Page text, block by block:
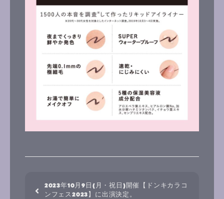
2023年10月9日(月・祝日)開催【ドンキカラコ
ンフェス2023】に出演決定。